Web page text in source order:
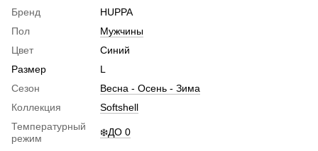
Бренд
HUPPA
Пол
Мужчины
Цвет
Синий
Размер
L
Сезон
Весна - Осень - Зима
Коллекция
Softshell
Температурный
режим
❄️ДО 0